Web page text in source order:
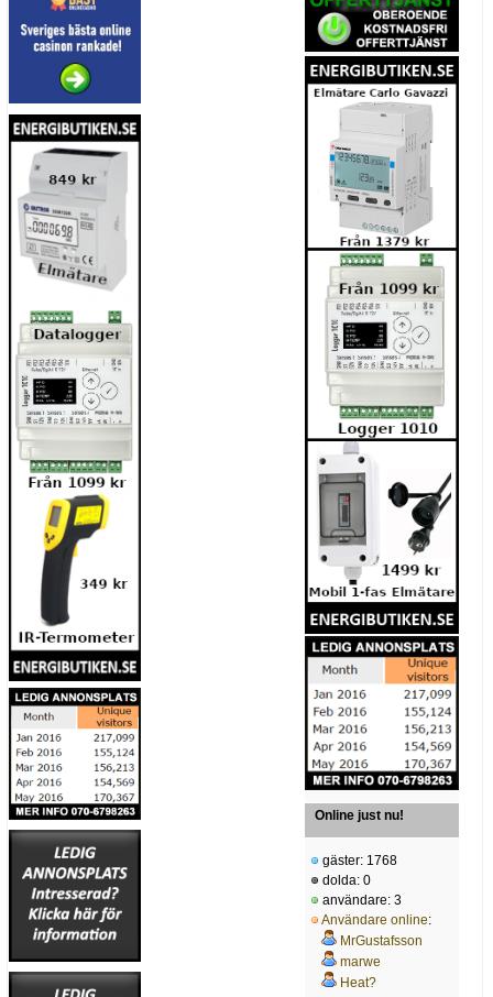
Online just nu!
gäster: 1768
dolda: 0
användare: 3
Användare online:
MrGustafsson
marwe
Heat?